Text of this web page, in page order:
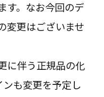
す。なお今回のデ
変更はございませ
に伴う正規品の化
も変更を予定し